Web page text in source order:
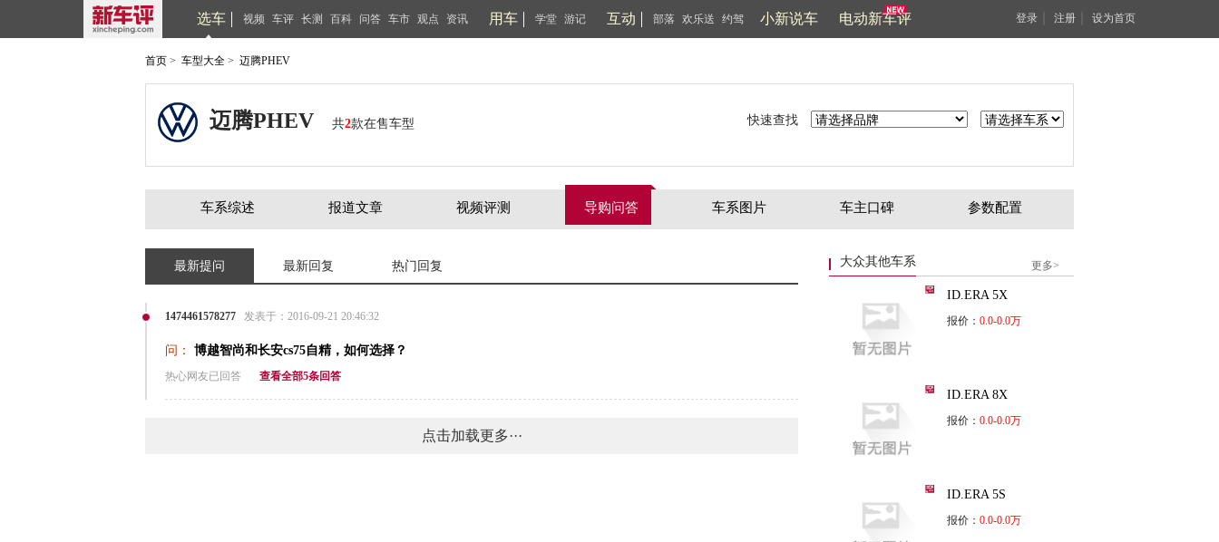
选车 视频 车评 长测 百科 问答 车市 观点 资讯 用车 学堂 游记 互动 部落 欢乐送 约驾 小新说车 电动新车评 登录 注册 设为首页
首页 > 车型大全 > 迈腾PHEV
迈腾PHEV 共2款在售车型 快速查找
车系综述 报道文章 视频评测 导购问答 车系图片 车主口碑 参数配置
最新提问 最新回复 热门回复
1474461578277 发表于：2016-09-21 20:46:32
问： 博越智尚和长安cs75自精，如何选择？
热心网友已回答 查看全部5条回答
点击加载更多···
大众其他车系 更多>
ID.ERA 5X
报价： 0.0-0.0万
ID.ERA 8X
报价： 0.0-0.0万
ID.ERA 5S
报价： 0.0-0.0万